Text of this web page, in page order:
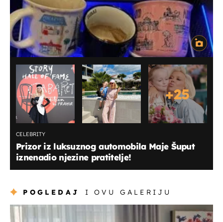
+25
CELEBRITY
Prizor iz luksuznog automobila Maje Šuput
iznenadio njezine pratitelje!
POGLEDAJ I OVU GALERIJU